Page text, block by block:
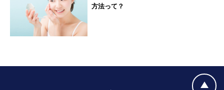
方法って？